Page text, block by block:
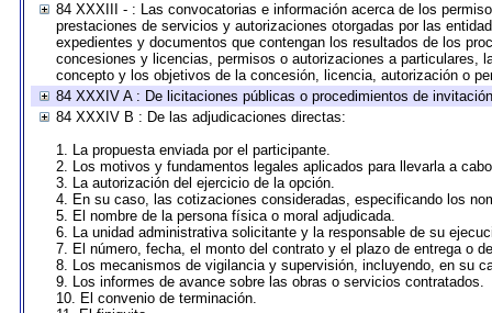
84 XXXIII - : Las convocatorias e información acerca de los
prestaciones de servicios y autorizaciones otorgadas por las
expedientes y documentos que contengan los resultados de los
concesiones y licencias, permisos o autorizaciones a particulares,
concepto y los objetivos de la concesión, licencia, autorización o
84 XXXIV A : De licitaciones públicas o procedimientos de
84 XXXIV B : De las adjudicaciones directas:
1. La propuesta enviada por el participante.
2. Los motivos y fundamentos legales aplicados para llevarla a
3. La autorización del ejercicio de la opción.
4. En su caso, las cotizaciones consideradas, especificando los
5. El nombre de la persona física o moral adjudicada.
6. La unidad administrativa solicitante y la responsable de su
7. El número, fecha, el monto del contrato y el plazo de entrega o
8. Los mecanismos de vigilancia y supervisión, incluyendo, en su
9. Los informes de avance sobre las obras o servicios contratados.
10. El convenio de terminación.